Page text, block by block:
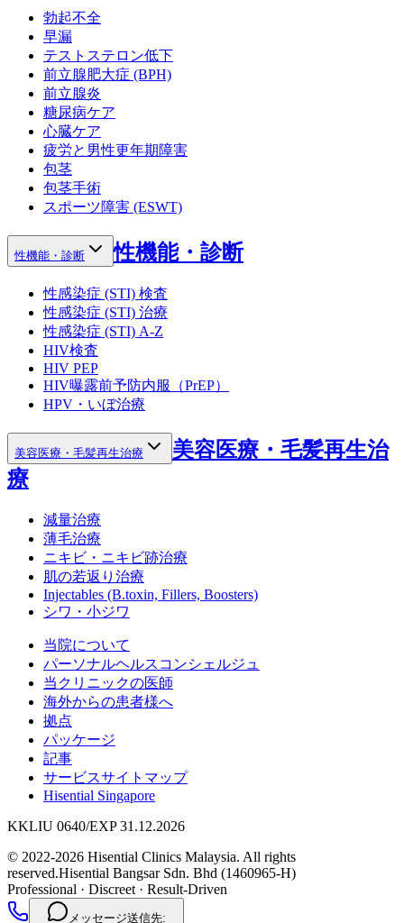
勃起不全
早漏
テストステロン低下
前立腺肥大症 (BPH)
前立腺炎
糖尿病ケア
心臓ケア
疲労と男性更年期障害
包茎
包茎手術
スポーツ障害 (ESWT)
性機能・診断 性機能・診断
性感染症 (STI) 検査
性感染症 (STI) 治療
性感染症 (STI) A-Z
HIV検査
HIV PEP
HIV曝露前予防内服（PrEP）
HPV・いぼ治療
美容医療・毛髪再生治療
美容医療・毛髪再生治
療
減量治療
薄毛治療
ニキビ・ニキビ跡治療
肌の若返り治療
Injectables (B.toxin, Fillers, Boosters)
シワ・小ジワ
当院について
パーソナルヘルスコンシェルジュ
当クリニックの医師
海外からの患者様へ
拠点
パッケージ
記事
サービスサイトマップ
Hisential Singapore
KKLIU 0640/EXP 31.12.2026
© 2022-2026 Hisential Clinics Malaysia. All rights
reserved.Hisential Bangsar Sdn. Bhd (1460965-H)
Professional · Discreet · Result-Driven
メッセージ送信先: